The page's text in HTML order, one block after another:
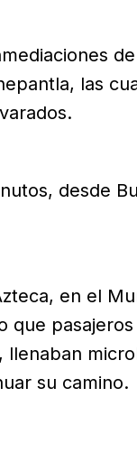
las
desde
en el
que
llenaban
su camino.